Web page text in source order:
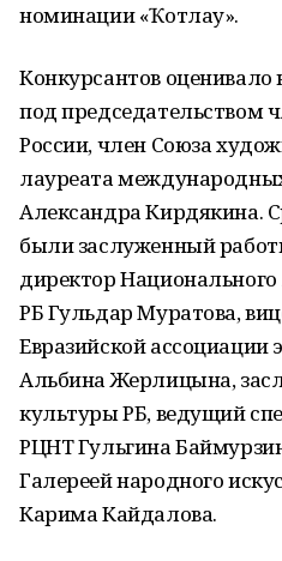
номинации «Ҡотлау».
Конкурсантов
под председательством
России, член Союза
лауреата
Александра Кирдякина.
были заслуженный
директор
РБ Гульдар Муратова,
Евразийской ассоциации
Альбина Жерлицына,
культуры РБ, ведущий
РЦНТ Гульгина
Галереей народного
Карима Кайдалова.